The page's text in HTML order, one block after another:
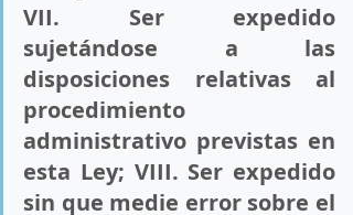
VII. Ser expedido
sujetándose a las
disposiciones relativas al
procedimiento
administrativo previstas en
esta Ley; VIII. Ser expedido
sin que medie error sobre el